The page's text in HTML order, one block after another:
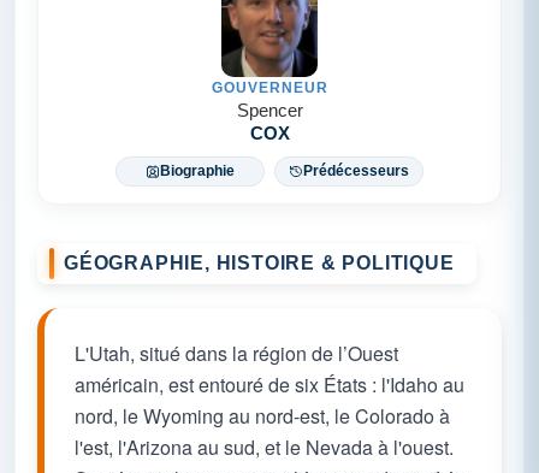
GOUVERNEUR
Spencer
COX
Biographie Prédécesseurs
GÉOGRAPHIE, HISTOIRE & POLITIQUE
L'Utah, situé dans la région de l’Ouest
américain, est entouré de six États : l'Idaho au
nord, le Wyoming au nord-est, le Colorado à
l'est, l'Arizona au sud, et le Nevada à l'ouest.